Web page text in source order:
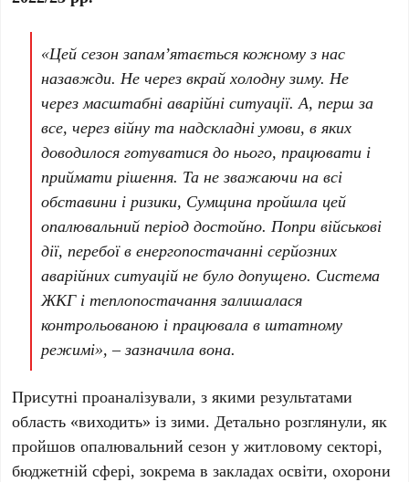
«Цей сезон запам’ятається кожному з нас
назавжди. Не через вкрай холодну зиму. Не
через масштабні аварійні ситуації. А, перш за
все, через війну та надскладні умови, в яких
доводилося готуватися до нього, працювати і
приймати рішення. Та не зважаючи на всі
обставини і ризики, Сумщина пройшла цей
опалювальний період достойно. Попри військові
дії, перебої в енергопостачанні серйозних
аварійних ситуацій не було допущено. Система
ЖКГ і теплопостачання залишалася
контрольованою і працювала в штатному
режимі», – зазначила вона.
Присутні проаналізували, з якими результатами
область «виходить» із зими. Детально розглянули, як
пройшов опалювальний сезон у житловому секторі,
бюджетній сфері, зокрема в закладах освіти, охорони